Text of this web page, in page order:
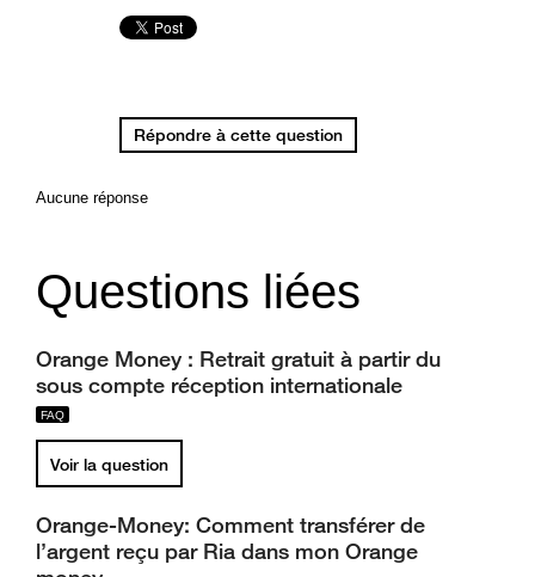
Répondre à cette question
Aucune réponse
Questions liées
Orange Money : Retrait gratuit à partir du
sous compte réception internationale
Voir la question
Orange-Money: Comment transférer de
l’argent reçu par Ria dans mon Orange